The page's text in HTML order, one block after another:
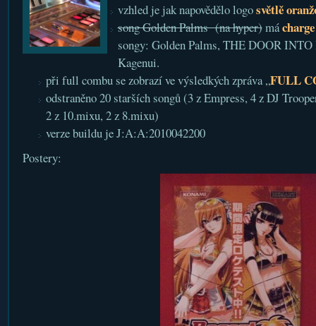
vzhled je jak napovědělo logosvětlě
song Golden Palms (na hyper)má
songy: Golden Palms, THE DOOR
Kagenui.
při full combu se zobrazí ve výsledkých zpráva „FULL
odstraněno 20 starších songů (3 z Empress, 4 z DJ
2 z 10.mixu, 2 z 8.mixu)
verze buildu je J:A:A:2010042200
Postery: